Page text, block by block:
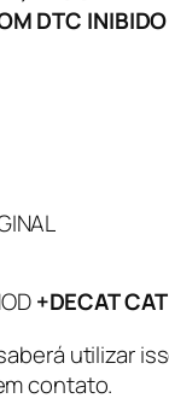
DTC
+DECAT
utilizar
contato.